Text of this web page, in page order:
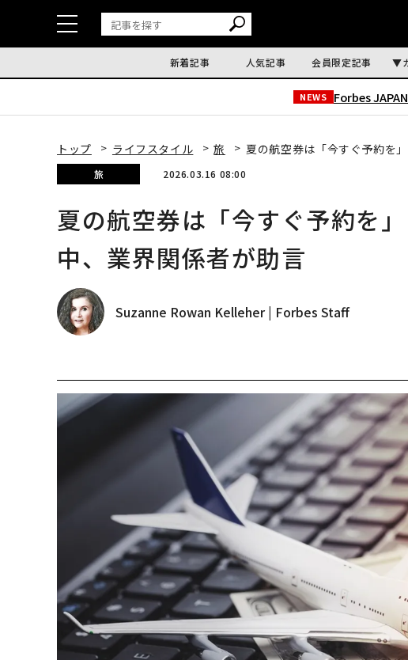
新着記事 人気記事 会員限定記事
NEWS Forbes
トップ ライフスタイル 旅 夏の航空券は「今すぐ予約を
旅 2026.03.16 08:00
夏の航空券は「今すぐ予約を
中、業界関係者が助言
Suzanne Rowan Kelleher | Forbes Staff